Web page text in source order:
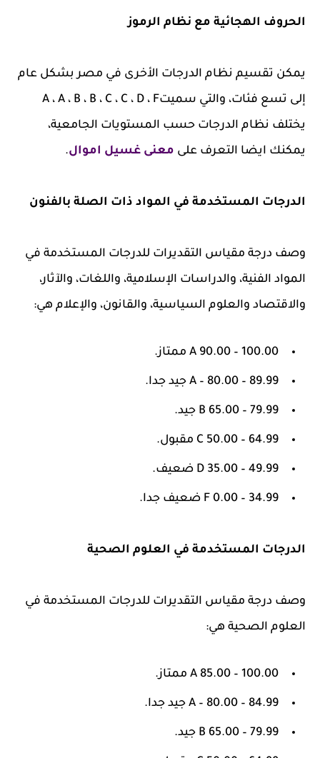
الحروف الهجائية مع نظام الرموز
يمكن تقسيم نظام الدرجات الأخرى في مصر بشكل عام
إلى تسع فئات، والتي سميتA ، A ، B ، B ، C ، C ، D ، F
يختلف نظام الدرجات حسب المستويات الجامعية،
يمكنك ايضا التعرف على معنى غسيل اموال.
الدرجات المستخدمة في المواد ذات الصلة بالفنون
وصف درجة مقياس التقديرات للدرجات المستخدمة في
المواد الفنية، والدراسات الإسلامية، واللغات، والآثار،
والاقتصاد والعلوم السياسية، والقانون، والإعلام هي:
A 90.00 – 100.00 ممتاز.
A – 80.00 – 89.99 جيد جدا.
B 65.00 – 79.99 جيد.
C 50.00 – 64.99 مقبول.
D 35.00 – 49.99 ضعيف.
F 0.00 – 34.99 ضعيف جدا.
الدرجات المستخدمة في العلوم الصحية
وصف درجة مقياس التقديرات للدرجات المستخدمة في
العلوم الصحية هي:
A 85.00 – 100.00 ممتاز.
A – 80.00 – 84.99 جيد جدا.
B 65.00 – 79.99 جيد.